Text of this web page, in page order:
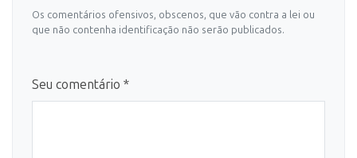
Os comentários ofensivos, obscenos, que vão contra a lei ou
que não contenha identificação não serão publicados.
Seu comentário *